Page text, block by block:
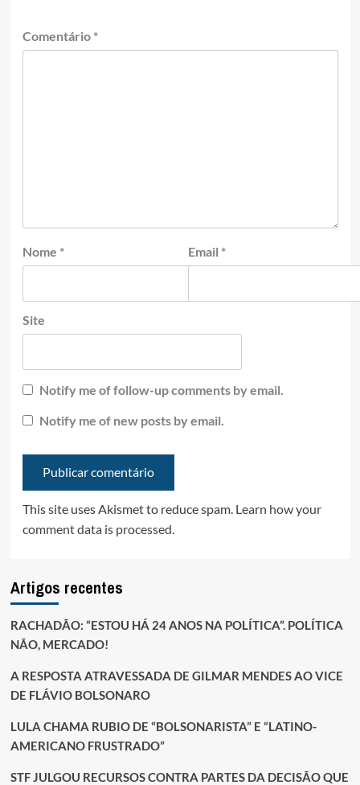
Comentário *
Nome * Email *
Site
Notify me of follow-up comments by email.
Notify me of new posts by email.
This site uses Akismet to reduce spam. Learn how your
comment data is processed.
Artigos recentes
RACHADÃO: “ESTOU HÁ 24 ANOS NA POLÍTICA”. POLÍTICA
NÃO, MERCADO!
A RESPOSTA ATRAVESSADA DE GILMAR MENDES AO VICE
DE FLÁVIO BOLSONARO
LULA CHAMA RUBIO DE “BOLSONARISTA” E “LATINO-
AMERICANO FRUSTRADO”
STF JULGOU RECURSOS CONTRA PARTES DA DECISÃO QUE